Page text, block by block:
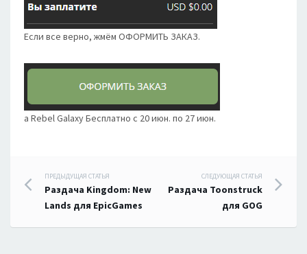
Если все верно, жмём ОФОРМИТЬ ЗАКАЗ.
а Rebel Galaxy Бесплатно с 20 июн. по 27 июн.
Навигация
по
записям
ПРЕДЫДУЩАЯ СТАТЬЯ
Раздача Kingdom: New
Lands для EpicGames
СЛЕДУЮЩАЯ СТАТЬЯ
Раздача Toonstruck
для GOG